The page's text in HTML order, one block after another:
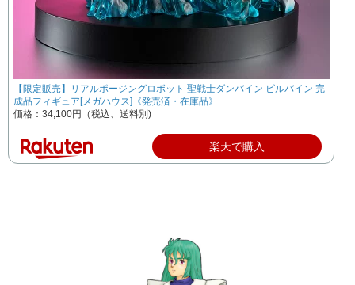
【限定販売】リアルポージングロボット 聖戦士ダンバイン ビルバイン 完
成品フィギュア[メガハウス]《発売済・在庫品》
価格：34,100円（税込、送料別)
楽天で購入